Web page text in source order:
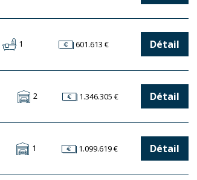
1 601.613 € Détail
2 1.346.305 € Détail
1 1.099.619 € Détail